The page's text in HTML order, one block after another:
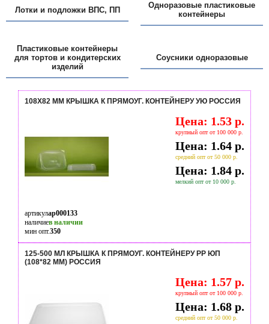
Лотки и подложки ВПС, ПП
Одноразовые пластиковые
контейнеры
Пластиковые контейнеры
для тортов и кондитерских
изделий
Соусники одноразовые
108Х82 ММ КРЫШКА К ПРЯМОУГ. КОНТЕЙНЕРУ УЮ РОССИЯ
Цена: 1.53 р.
крупный опт от 100 000 р.
Цена: 1.64 р.
средний опт от 50 000 р.
Цена: 1.84 р.
мелкий опт от 10 000 р.
артикулap000133
наличиев наличии
мин опт.350
125-500 МЛ КРЫШКА К ПРЯМОУГ. КОНТЕЙНЕРУ РР ЮП
(108*82 ММ) РОССИЯ
Цена: 1.57 р.
крупный опт от 100 000 р.
Цена: 1.68 р.
средний опт от 50 000 р.